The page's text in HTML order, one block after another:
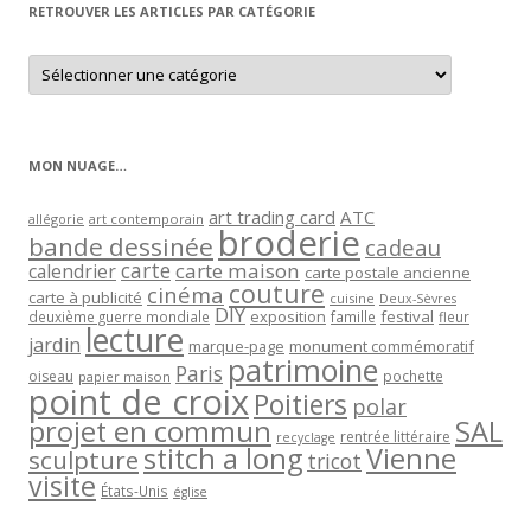
RETROUVER LES ARTICLES PAR CATÉGORIE
Retrouver
les
articles
MON NUAGE…
allégorie art contemporain art trading card ATC
bande dessinée broderie cadeau
calendriercartecarte maison carte postale ancienne
carte à publicité cinéma couture cuisine Deux-Sèvres
deuxième guerre mondiale DIY exposition famille festival fleur
jardin lecture marque-page monument commémoratif
oiseau papier maison Paris patrimoine pochette
point de croixPoitiers polar
projet en commun recyclage rentrée littéraire SAL
sculpturestitch a long tricot Vienne
visite États-Unis église